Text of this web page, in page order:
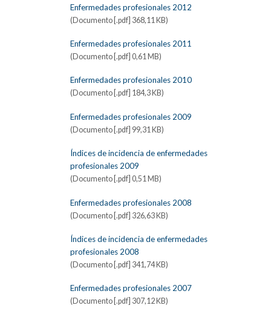
Enfermedades profesionales 2012
(Documento [.pdf] 368,11 KB)
Enfermedades profesionales 2011
(Documento [.pdf] 0,61 MB)
Enfermedades profesionales 2010
(Documento [.pdf] 184,3 KB)
Enfermedades profesionales 2009
(Documento [.pdf] 99,31 KB)
Índices de incidencia de enfermedades
profesionales 2009
(Documento [.pdf] 0,51 MB)
Enfermedades profesionales 2008
(Documento [.pdf] 326,63 KB)
Índices de incidencia de enfermedades
profesionales 2008
(Documento [.pdf] 341,74 KB)
Enfermedades profesionales 2007
(Documento [.pdf] 307,12 KB)